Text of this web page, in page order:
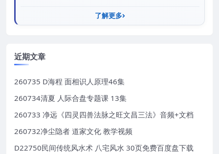
了解更多
近期文章
260735 D海程 面相识人原理46集
260734清夏 人际合盘专题课 13集
260733 净远《四灵四兽法脉之旺文昌三法》音频+文档
260732净尘隐者 道家文化 教学视频
D22750民间传统风水术 八宅风水 30页免费百度盘下载